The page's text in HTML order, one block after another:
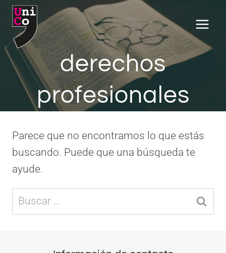
Saltar
contenido
derechos
profesionales
Parece que no encontramos lo que estás
buscando. Puede que una búsqueda te
ayude.
Buscar: